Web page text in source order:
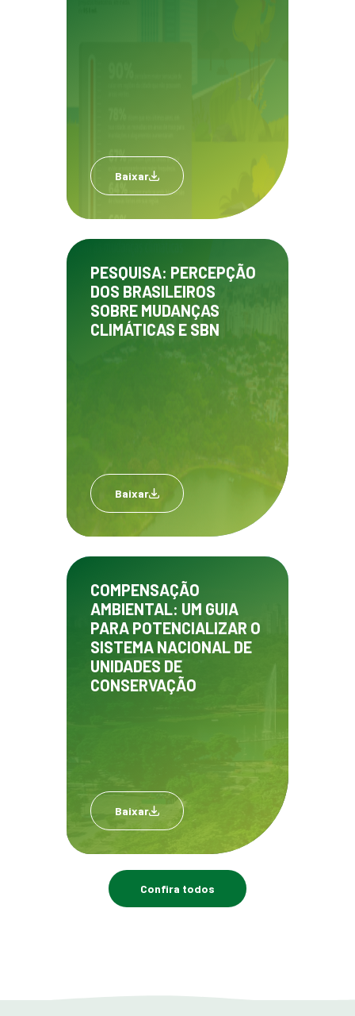
Baixar
PESQUISA: PERCEPÇÃO
DOS BRASILEIROS
SOBRE MUDANÇAS
CLIMÁTICAS E SBN
Baixar
COMPENSAÇÃO
AMBIENTAL: UM GUIA
PARA POTENCIALIZAR O
SISTEMA NACIONAL DE
UNIDADES DE
CONSERVAÇÃO
Baixar
Confira todos